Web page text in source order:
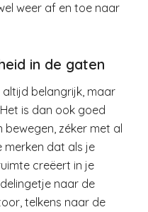
weer af en toe naar
in de gaten
belangrijk, maar
is dan ook goed
bewegen, zéker met al
merken dat als je
creëert in je
naar de
telkens naar de